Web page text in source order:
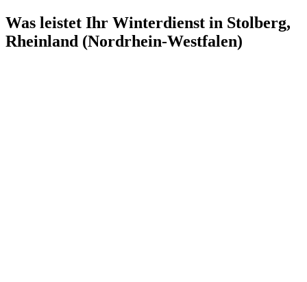
Was leistet Ihr Winterdienst in Stolberg,
Rheinland (Nordrhein-Westfalen)